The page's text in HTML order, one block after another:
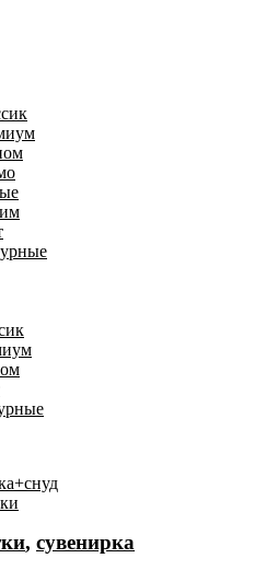
, сувенирка